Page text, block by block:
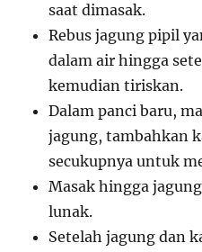
saat dimasak.
Rebus jagung pipil
dalam air hingga
kemudian tiriskan.
Dalam panci baru,
jagung, tambahkan
secukupnya untuk
Masak hingga
lunak.
Setelah jagung dan